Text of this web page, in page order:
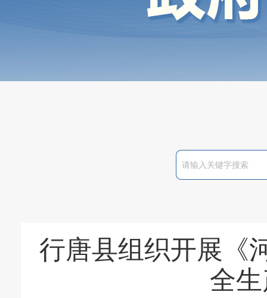
行唐县组织开展《
全